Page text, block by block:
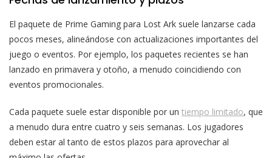
El paquete de Prime Gaming para Lost Ark suele lanzarse cada
pocos meses, alineándose con actualizaciones importantes del
juego o eventos. Por ejemplo, los paquetes recientes se han
lanzado en primavera y otoño, a menudo coincidiendo con
eventos promocionales.
Cada paquete suele estar disponible por un tiempo limitado, que
a menudo dura entre cuatro y seis semanas. Los jugadores
deben estar al tanto de estos plazos para aprovechar al